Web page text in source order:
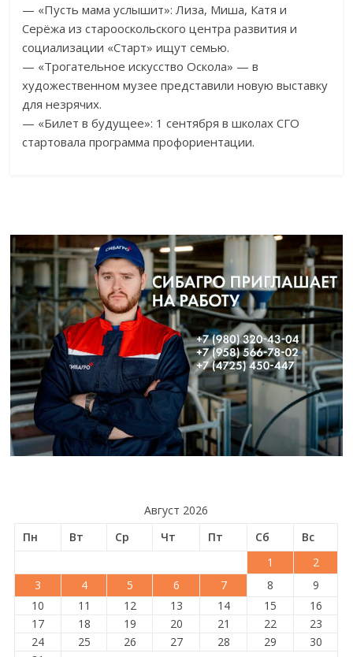
— «Пусть мама услышит»: Лиза, Миша, Катя и
Серёжа из старооскольского центра развития и
социализации «Старт» ищут семью.
— «Трогательное искусство Оскола» — в
художественном музее представили новую выставку
для незрячих.
— «Билет в будущее»: 1 сентября в школах СГО
стартовала программа профориентации.
Август 2026
Пн
Вт Ср Чт Пт Сб
Вс
1
2
3
4 5 6 7 8
9
10
11 12 13 14 15
16
17
18 19 20 21 22
23
24
25 26 27 28 29
30